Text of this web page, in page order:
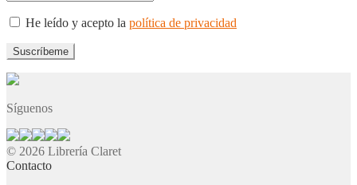
He leído y acepto la política de privacidad
Síguenos
© 2026 Librería Claret
Contacto